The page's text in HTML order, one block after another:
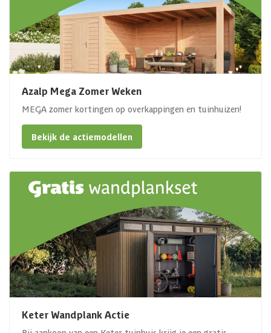
Azalp Mega Zomer Weken
MEGA zomer kortingen op overkappingen en tuinhuizen!
Bekijk de actiemodellen
Keter Wandplank Actie